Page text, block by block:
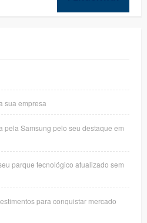
sua empresa
pela Samsung pelo seu destaque em
parque tecnológico atualizado sem
para conquistar mercado